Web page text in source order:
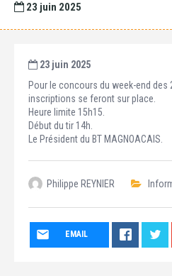
23 juin 2025
23 juin 2025
Pour le concours du week-end des
inscriptions se feront sur place.
Heure limite 15h15.
Début du tir 14h.
Le Président du BT MAGNOACAIS.
Philippe REYNIER
EMAIL